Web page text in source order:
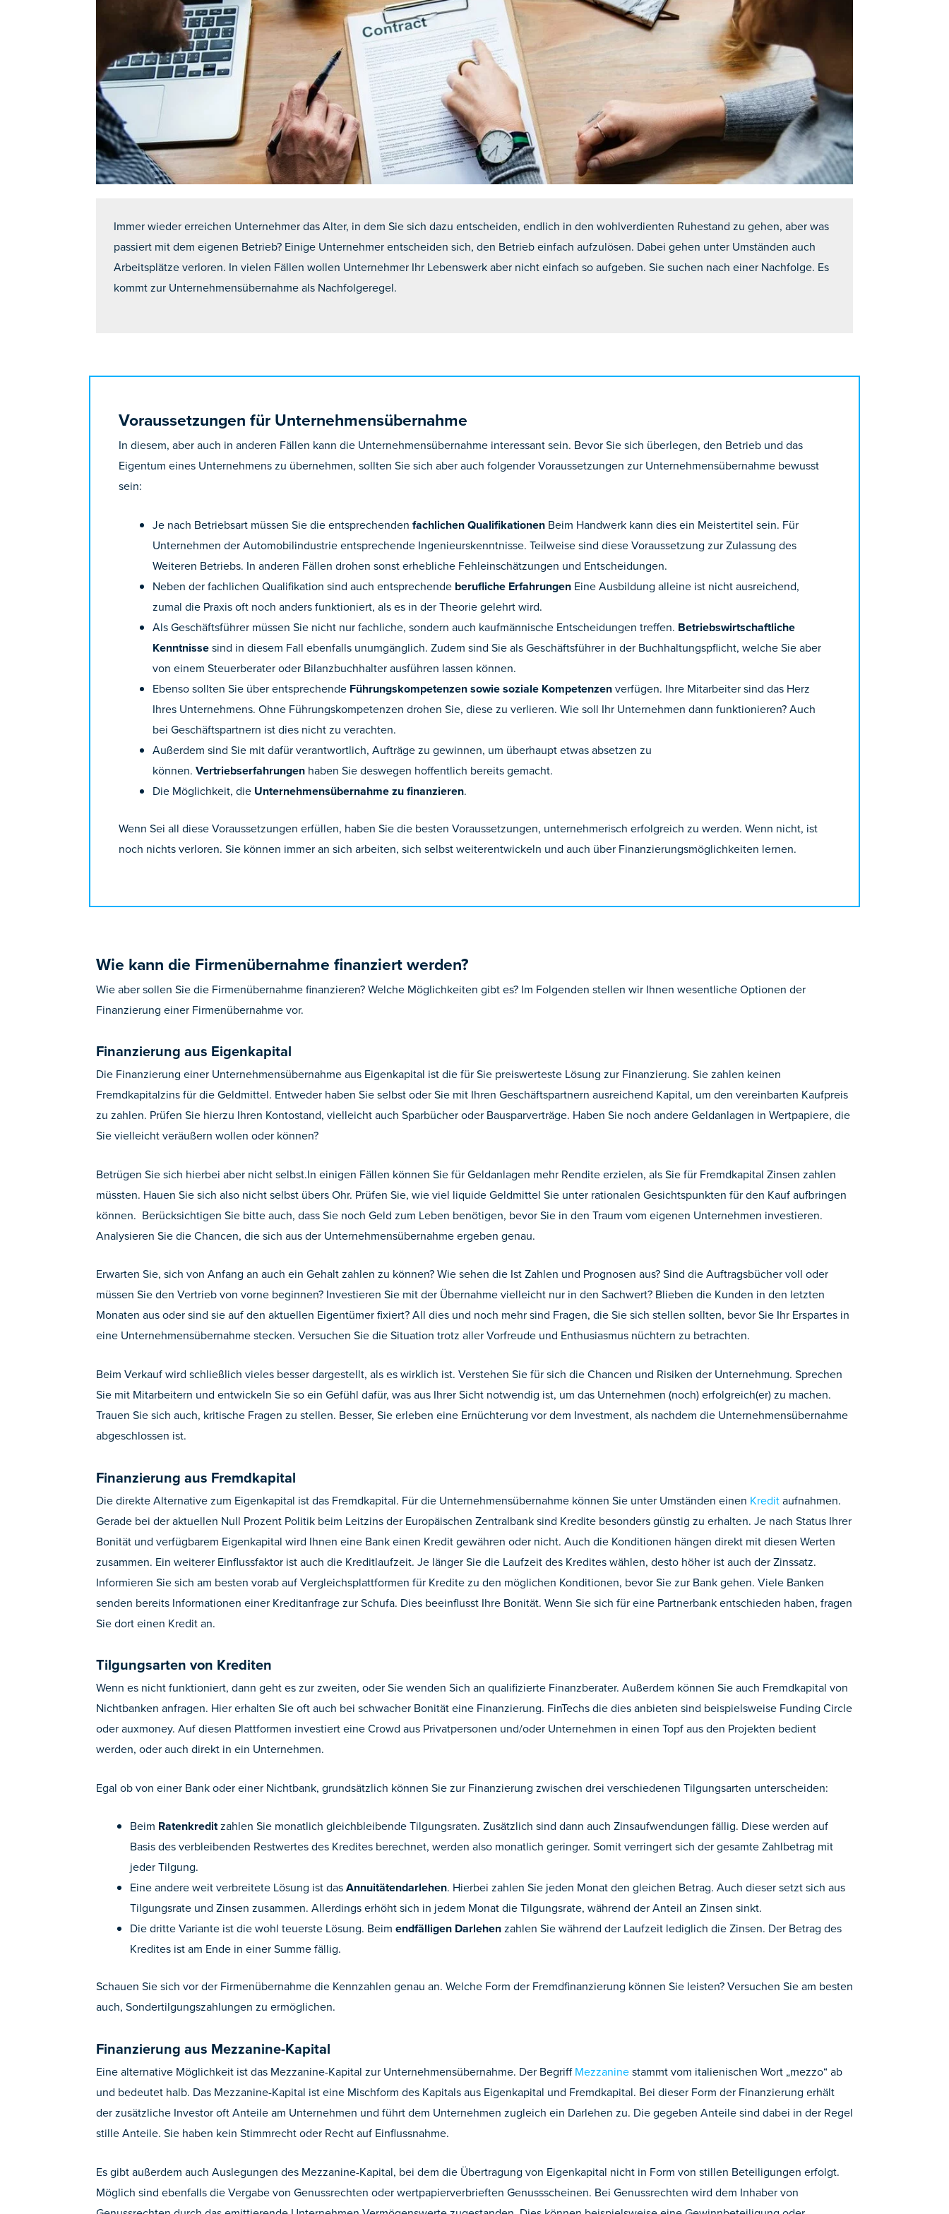
Immer wieder erreichen Unternehmer das Alter, in dem Sie sich dazu entscheiden, endlich in den wohlverdienten Ruhestand zu gehen, aber was
passiert mit dem eigenen Betrieb? Einige Unternehmer entscheiden sich, den Betrieb einfach aufzulösen. Dabei gehen unter Umständen auch
Arbeitsplätze verloren. In vielen Fällen wollen Unternehmer Ihr Lebenswerk aber nicht einfach so aufgeben. Sie suchen nach einer Nachfolge. Es
kommt zur Unternehmensübernahme als Nachfolgeregel.
Voraussetzungen für Unternehmensübernahme
In diesem, aber auch in anderen Fällen kann die Unternehmensübernahme interessant sein. Bevor Sie sich überlegen, den Betrieb und das
Eigentum eines Unternehmens zu übernehmen, sollten Sie sich aber auch folgender Voraussetzungen zur Unternehmensübernahme bewusst
sein:
Je nach Betriebsart müssen Sie die entsprechenden fachlichen Qualifikationen Beim Handwerk kann dies ein Meistertitel sein. Für
Unternehmen der Automobilindustrie entsprechende Ingenieurskenntnisse. Teilweise sind diese Voraussetzung zur Zulassung des
Weiteren Betriebs. In anderen Fällen drohen sonst erhebliche Fehleinschätzungen und Entscheidungen.
Neben der fachlichen Qualifikation sind auch entsprechende berufliche Erfahrungen Eine Ausbildung alleine ist nicht ausreichend,
zumal die Praxis oft noch anders funktioniert, als es in der Theorie gelehrt wird.
Als Geschäftsführer müssen Sie nicht nur fachliche, sondern auch kaufmännische Entscheidungen treffen. Betriebswirtschaftliche
Kenntnissesind in diesem Fall ebenfalls unumgänglich. Zudem sind Sie als Geschäftsführer in der Buchhaltungspflicht, welche Sie aber
von einem Steuerberater oder Bilanzbuchhalter ausführen lassen können.
Ebenso sollten Sie über entsprechende Führungskompetenzen sowie soziale Kompetenzenverfügen. Ihre Mitarbeiter sind das Herz
Ihres Unternehmens. Ohne Führungskompetenzen drohen Sie, diese zu verlieren. Wie soll Ihr Unternehmen dann funktionieren? Auch
bei Geschäftspartnern ist dies nicht zu verachten.
Außerdem sind Sie mit dafür verantwortlich, Aufträge zu gewinnen, um überhaupt etwas absetzen zu
können. Vertriebserfahrungen haben Sie deswegen hoffentlich bereits gemacht.
Die Möglichkeit, die Unternehmensübernahme zu finanzieren.
Wenn Sei all diese Voraussetzungen erfüllen, haben Sie die besten Voraussetzungen, unternehmerisch erfolgreich zu werden. Wenn nicht, ist
noch nichts verloren. Sie können immer an sich arbeiten, sich selbst weiterentwickeln und auch über Finanzierungsmöglichkeiten lernen.
Wie kann die Firmenübernahme finanziert werden?
Wie aber sollen Sie die Firmenübernahme finanzieren? Welche Möglichkeiten gibt es? Im Folgenden stellen wir Ihnen wesentliche Optionen der
Finanzierung einer Firmenübernahme vor.
Finanzierung aus Eigenkapital
Die Finanzierung einer Unternehmensübernahme aus Eigenkapital ist die für Sie preiswerteste Lösung zur Finanzierung. Sie zahlen keinen
Fremdkapitalzins für die Geldmittel. Entweder haben Sie selbst oder Sie mit Ihren Geschäftspartnern ausreichend Kapital, um den vereinbarten Kaufpreis
zu zahlen. Prüfen Sie hierzu Ihren Kontostand, vielleicht auch Sparbücher oder Bausparverträge. Haben Sie noch andere Geldanlagen in Wertpapiere, die
Sie vielleicht veräußern wollen oder können?
Betrügen Sie sich hierbei aber nicht selbst.In einigen Fällen können Sie für Geldanlagen mehr Rendite erzielen, als Sie für Fremdkapital Zinsen zahlen
müssten. Hauen Sie sich also nicht selbst übers Ohr. Prüfen Sie, wie viel liquide Geldmittel Sie unter rationalen Gesichtspunkten für den Kauf aufbringen
können. Berücksichtigen Sie bitte auch, dass Sie noch Geld zum Leben benötigen, bevor Sie in den Traum vom eigenen Unternehmen investieren.
Analysieren Sie die Chancen, die sich aus der Unternehmensübernahme ergeben genau.
Erwarten Sie, sich von Anfang an auch ein Gehalt zahlen zu können? Wie sehen die Ist Zahlen und Prognosen aus? Sind die Auftragsbücher voll oder
müssen Sie den Vertrieb von vorne beginnen? Investieren Sie mit der Übernahme vielleicht nur in den Sachwert? Blieben die Kunden in den letzten
Monaten aus oder sind sie auf den aktuellen Eigentümer fixiert? All dies und noch mehr sind Fragen, die Sie sich stellen sollten, bevor Sie Ihr Erspartes in
eine Unternehmensübernahme stecken. Versuchen Sie die Situation trotz aller Vorfreude und Enthusiasmus nüchtern zu betrachten.
Beim Verkauf wird schließlich vieles besser dargestellt, als es wirklich ist. Verstehen Sie für sich die Chancen und Risiken der Unternehmung. Sprechen
Sie mit Mitarbeitern und entwickeln Sie so ein Gefühl dafür, was aus Ihrer Sicht notwendig ist, um das Unternehmen (noch) erfolgreich(er) zu machen.
Trauen Sie sich auch, kritische Fragen zu stellen. Besser, Sie erleben eine Ernüchterung vor dem Investment, als nachdem die Unternehmensübernahme
abgeschlossen ist.
Finanzierung aus Fremdkapital
Die direkte Alternative zum Eigenkapital ist das Fremdkapital. Für die Unternehmensübernahme können Sie unter Umständen einen Kreditaufnahmen.
Gerade bei der aktuellen Null Prozent Politik beim Leitzins der Europäischen Zentralbank sind Kredite besonders günstig zu erhalten. Je nach Status Ihrer
Bonität und verfügbarem Eigenkapital wird Ihnen eine Bank einen Kredit gewähren oder nicht. Auch die Konditionen hängen direkt mit diesen Werten
zusammen. Ein weiterer Einflussfaktor ist auch die Kreditlaufzeit. Je länger Sie die Laufzeit des Kredites wählen, desto höher ist auch der Zinssatz.
Informieren Sie sich am besten vorab auf Vergleichsplattformen für Kredite zu den möglichen Konditionen, bevor Sie zur Bank gehen. Viele Banken
senden bereits Informationen einer Kreditanfrage zur Schufa. Dies beeinflusst Ihre Bonität. Wenn Sie sich für eine Partnerbank entschieden haben, fragen
Sie dort einen Kredit an.
Tilgungsarten von Krediten
Wenn es nicht funktioniert, dann geht es zur zweiten, oder Sie wenden Sich an qualifizierte Finanzberater. Außerdem können Sie auch Fremdkapital von
Nichtbanken anfragen. Hier erhalten Sie oft auch bei schwacher Bonität eine Finanzierung. FinTechs die dies anbieten sind beispielsweise Funding Circle
oder auxmoney. Auf diesen Plattformen investiert eine Crowd aus Privatpersonen und/oder Unternehmen in einen Topf aus den Projekten bedient
werden, oder auch direkt in ein Unternehmen.
Egal ob von einer Bank oder einer Nichtbank, grundsätzlich können Sie zur Finanzierung zwischen drei verschiedenen Tilgungsarten unterscheiden:
Beim Ratenkreditzahlen Sie monatlich gleichbleibende Tilgungsraten. Zusätzlich sind dann auch Zinsaufwendungen fällig. Diese werden auf
Basis des verbleibenden Restwertes des Kredites berechnet, werden also monatlich geringer. Somit verringert sich der gesamte Zahlbetrag mit
jeder Tilgung.
Eine andere weit verbreitete Lösung ist dasAnnuitätendarlehen. Hierbei zahlen Sie jeden Monat den gleichen Betrag. Auch dieser setzt sich aus
Tilgungsrate und Zinsen zusammen. Allerdings erhöht sich in jedem Monat die Tilgungsrate, während der Anteil an Zinsen sinkt.
Die dritte Variante ist die wohl teuerste Lösung. Beim endfälligen Darlehenzahlen Sie während der Laufzeit lediglich die Zinsen. Der Betrag des
Kredites ist am Ende in einer Summe fällig.
Schauen Sie sich vor der Firmenübernahme die Kennzahlen genau an. Welche Form der Fremdfinanzierung können Sie leisten? Versuchen Sie am besten
auch, Sondertilgungszahlungen zu ermöglichen.
Finanzierung aus Mezzanine-Kapital
Eine alternative Möglichkeit ist das Mezzanine-Kapital zur Unternehmensübernahme. Der BegriffMezzaninestammt vom italienischen Wort „mezzo“ ab
und bedeutet halb. Das Mezzanine-Kapital ist eine Mischform des Kapitals aus Eigenkapital und Fremdkapital. Bei dieser Form der Finanzierung erhält
der zusätzliche Investor oft Anteile am Unternehmen und führt dem Unternehmen zugleich ein Darlehen zu. Die gegeben Anteile sind dabei in der Regel
stille Anteile. Sie haben kein Stimmrecht oder Recht auf Einflussnahme.
Es gibt außerdem auch Auslegungen des Mezzanine-Kapital, bei dem die Übertragung von Eigenkapital nicht in Form von stillen Beteiligungen erfolgt.
Möglich sind ebenfalls die Vergabe von Genussrechten oder wertpapierverbrieften Genussscheinen. Bei Genussrechten wird dem Inhaber von